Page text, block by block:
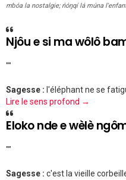
mɓóa la nostalgie; ńóŋqí lá múna
Njôu e si ma wôlô
""
Sagesse : l'éléphant ne se
Lire le sens profond →
Eloko nde e wèlè
""
Sagesse : c'est la vieille